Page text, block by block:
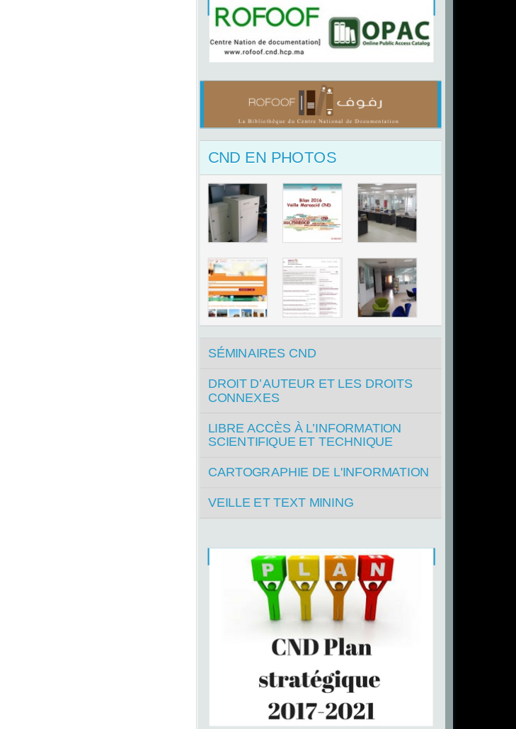
CND EN PHOTOS
SÉMINAIRES CND
DROIT D’AUTEUR ET LES DROITS
CONNEXES
LIBRE ACCÈS À L’INFORMATION
SCIENTIFIQUE ET TECHNIQUE
CARTOGRAPHIE DE L'INFORMATION
VEILLE ET TEXT MINING